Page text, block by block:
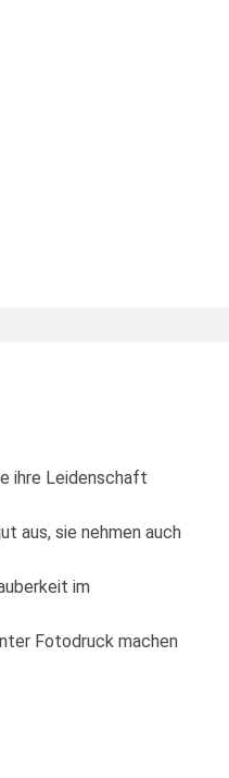
ihre Leidenschaft
aus, sie nehmen auch
im
Fotodruck machen